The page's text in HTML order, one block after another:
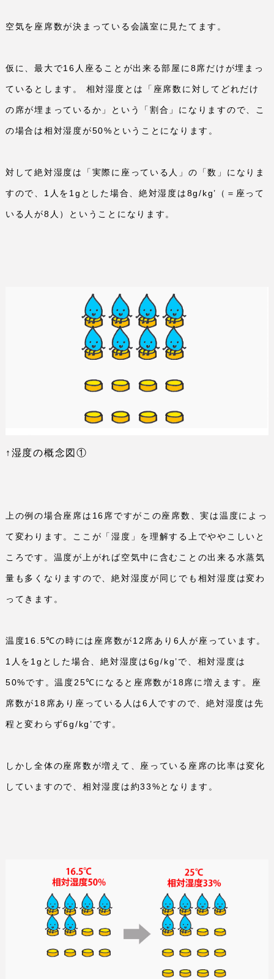
空気を座席数が決まっている会議室に見たてます。
仮に、最大で16 人座ることが出来る部屋に 8席だけが埋まっ
ているとします。 相対湿度とは「座席数に対してどれだけ
の席が埋まっているか」という「割合」になりますので、こ
の場合は相対湿度が50% ということになります。
対して絶対湿度は「実際に座っている人」の「数」になりま
すので、 1 人を 1g とした場合、絶対湿度は8g/kg’（＝座って
いる人が8 人）ということになります。
↑湿度の概念図①
上の例の場合座席は 16席ですがこの座席数、実は温度によっ
て変わります。ここが「湿度」を理解する上でややこしいと
ころです。温度が上がれば空気中に含むことの出来る水蒸気
量も多くなりますので、絶対湿度が同じでも相対湿度は変わ
ってきます。
温度16.5℃の時には座席数が12席あり 6人が座っています。
1 人を 1g とした場合、絶対湿度は6g/kg’で、相対湿度は
50%です。温度25℃になると座席数が18席に増えます。座
席数が18席あり座っている人は6 人ですので、絶対湿度は先
程と変わらず6g/kg ’です。
しかし全体の座席数が増えて、座っている座席の比率は変化
していますので、相対湿度は約33%となります。